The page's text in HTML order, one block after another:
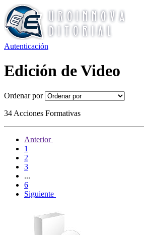
Autenticación
Edición de Video
Ordenar por
34 Acciones Formativas
Anterior
1
2
3
...
6
Siguiente